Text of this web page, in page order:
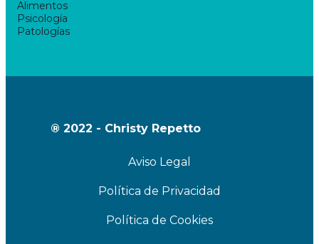
Alimentos
Psicología
Patologías
® 2022 - Christy Repetto
Aviso Legal
Política de Privacidad
Política de Cookies